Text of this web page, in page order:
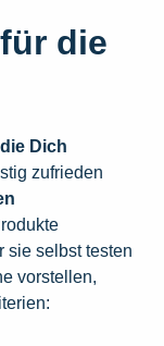
die
die Dich
zufrieden
sie selbst testen
vorstellen,